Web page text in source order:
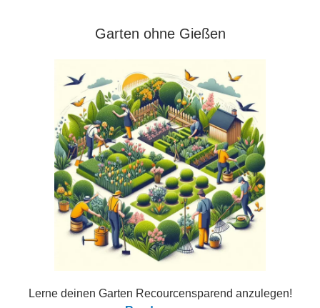
Garten ohne Gießen
Lerne deinen Garten Recourcensparend anzulegen!